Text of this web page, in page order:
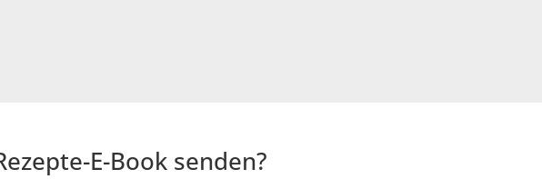
E-Book senden?